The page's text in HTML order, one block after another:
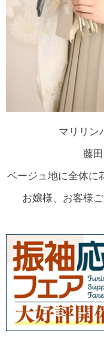
マリリ
藤
ベージュ地に全体
お嬢様、お客様